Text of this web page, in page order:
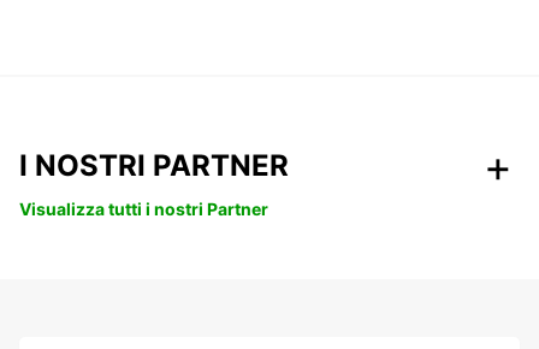
I NOSTRI PARTNER
Visualizza tutti i nostri Partner